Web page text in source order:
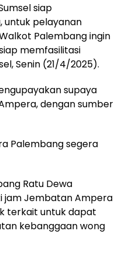
siap
untuk pelayanan
Palembang ingin
memfasilitasi
Senin (21/4/2025).
supaya
dengan sumber
Palembang segera
Ratu Dewa
jam Jembatan Ampera
terkait untuk dapat
kebanggaan wong